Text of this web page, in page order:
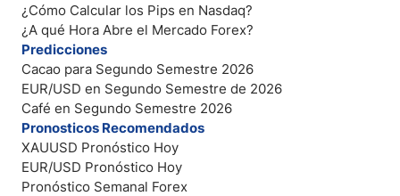
¿Cómo Calcular los Pips en Nasdaq?
¿A qué Hora Abre el Mercado Forex?
Predicciones
Cacao para Segundo Semestre 2026
EUR/USD en Segundo Semestre de 2026
Café en Segundo Semestre 2026
Pronosticos Recomendados
XAUUSD Pronóstico Hoy
EUR/USD Pronóstico Hoy
Pronóstico Semanal Forex